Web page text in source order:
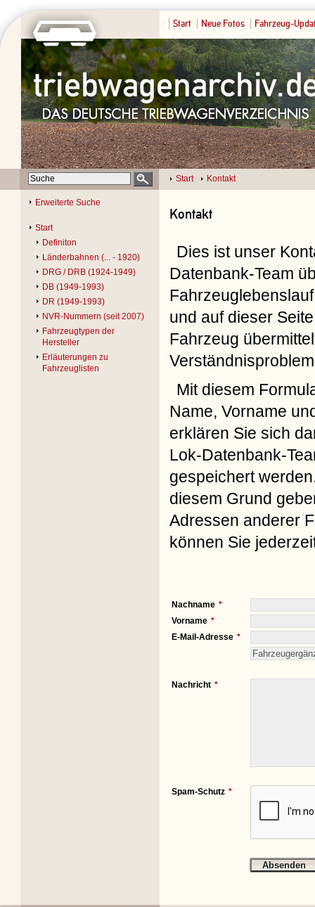
Start Neue Fotos Fahrzeug-
Start Kontakt
Erweiterte Suche
Start
Definiton
Länderbahnen (... - 1920)
DRG / DRB (1924-1949)
DB (1949-1993)
DR (1949-1993)
NVR-Nummern (seit 2007)
Fahrzeugtypen der
Hersteller
Erläuterungen zu
Fahrzeuglisten
Kontakt
Dies ist unser
Datenbank-Team
und auf dieser
Fahrzeug
Mit diesem
Name, Vorname
erklären Sie sich
Lok-Datenbank-
gespeichert
diesem Grund
Adressen anderer
können Sie
Nachname
Vorname
E-Mail-Adresse
Nachricht
Spam-Schutz